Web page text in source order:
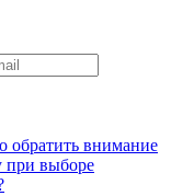
обратить внимание
при выборе